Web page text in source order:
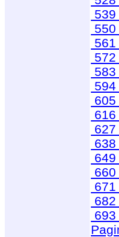
539
550
561
572
583
594
605
616
627
638
649
660
671
682
693